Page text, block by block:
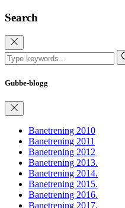
Search
Gubbe-blogg
Banetrening 2010
Banetrening 2011
Banetrening 2012
Banetrening 2013.
Banetrening 2014.
Banetrening 2015.
Banetrening 2016.
Banetrening 2017.